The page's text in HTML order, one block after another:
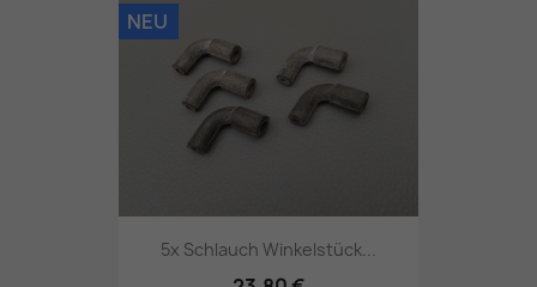
5x Schlauch Winkelstück...
NEU